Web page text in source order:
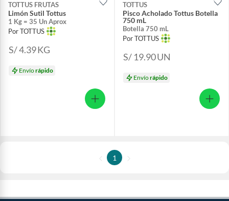
TOTTUS FRUTAS
Limón Sutil Tottus
1 Kg = 35 Un Aprox
Por TOTTUS
S/ 4.39KG
Envíorápido
TOTTUS
Pisco Acholado Tottus Botella
750 mL
Botella 750 mL
Por TOTTUS
S/ 19.90UN
Envíorápido
1